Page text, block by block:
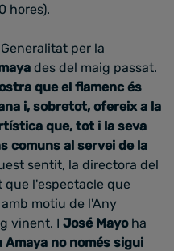
hores).
per la
des del maig passat.
que el flamenc és
i, sobretot, ofereix a la
que, tot i la seva
comuns al servei de la
sentit, la directora del
que l'espectacle que
motiu de l'Any
vinent. I José Mayo ha
Amaya no només sigui